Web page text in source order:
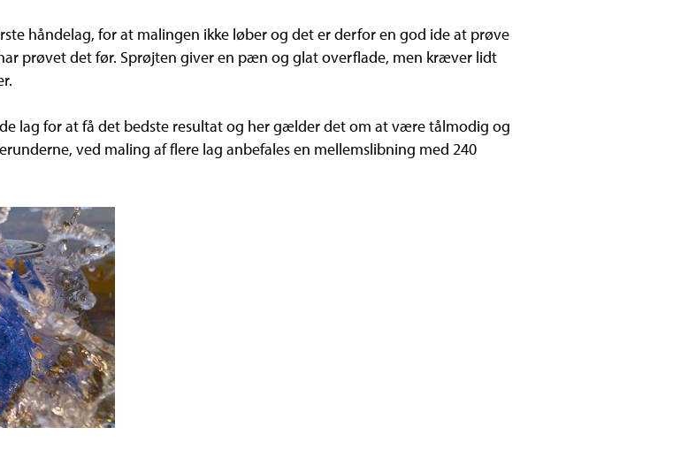
håndelag, for at malingen ikke løber og det er derfor en god ide at prøve
prøvet det før. Sprøjten giver en pæn og glat overflade, men kræver lidt
lag for at få det bedste resultat og her gælder det om at være tålmodig og
ved maling af flere lag anbefales en mellemslibning med 240